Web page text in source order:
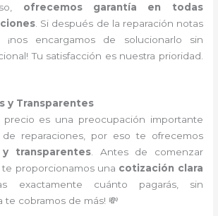
ofrecemos garantía en todas
. Si después de la reparación notas
¡nos encargamos de solucionarlo sin
Tu satisfacción es nuestra prioridad.
y Transparentes
precio es una preocupación importante
reparaciones, por eso te ofrecemos
transparentes. Antes de comenzar
te proporcionamos una cotización clara
exactamente cuánto pagarás, sin
te cobramos de más! 💸